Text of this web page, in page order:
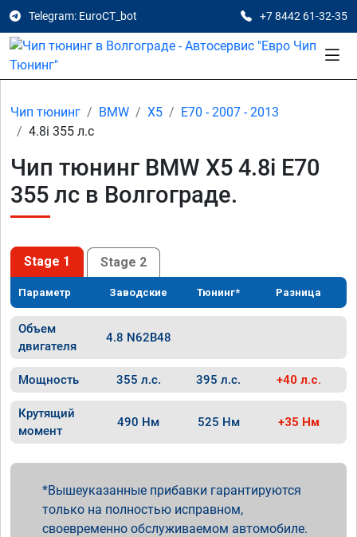
Telegram: EuroCT_bot +7 8442 61-32-35
Чип тюнинг BMW X5
E70 - 2007 - 2013
4.8i 355 л.с
Чип тюнинг BMW X5 4.8i E70
355 лс в Волгограде.
Stage 1 Stage 2
Параметр Заводские Тюнинг* Разница
Объем
двигателя
4.8 N62B48
Мощность 355 л.с. 395 л.с. +40 л.с.
Крутящий
момент
490 Нм 525 Нм +35 Нм
Вышеуказанные прибавки гарантируются
только на полностью исправном,
своевременно обслуживаемом автомобиле.